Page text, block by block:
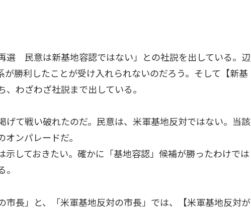
選 民意は新基地容認ではない」との社説を出している。辺
勝利したことが受け入れられないのだろう。そして【新基
わざわざ社説まで出している。
げて戦い破れたのだ。民意は、米軍基地反対ではない。当該
ンパレードだ。
示しておきたい。確かに「基地容認」候補が勝ったわけでは
市長」と、「米軍基地反対の市長」では、【米軍基地反対が